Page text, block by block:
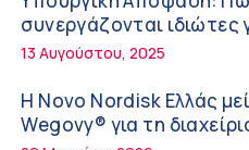
Διακοπές με ασφάλεια
6:20 πμ
Ειρήνη Ζίγκιρη (Ερρίκος
καταπόνηση στους
εργαζόμενους
6:11 πμ
συνεργάζονται ιδιώτες
νοσοκομεία του
13 Αυγούστου, 2025
Η Novo Nordisk Ελλάς
Wegovy® για τη